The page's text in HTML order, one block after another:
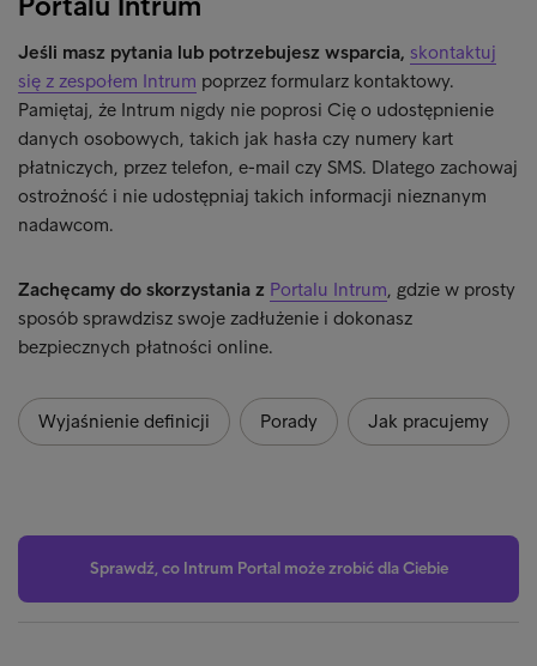
Jeśli masz pytania lub potrzebujesz wsparcia, skontaktuj
się z zespołem Intrum poprzez formularz kontaktowy.
Pamiętaj, że Intrum nigdy nie poprosi Cię o udostępnienie
danych osobowych, takich jak hasła czy numery kart
płatniczych, przez telefon, e-mail czy SMS. Dlatego zachowaj
ostrożność i nie udostępniaj takich informacji nieznanym
nadawcom.​
Zachęcamy do skorzystania z Portalu Intrum , gdzie w prosty
sposób sprawdzisz swoje zadłużenie i dokonasz
bezpiecznych płatności online.
Wyjaśnienie definicji Porady Jak pracujemy
Sprawdź, co Intrum Portal może zrobić dla Ciebie